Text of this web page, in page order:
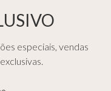
especiais, vendas